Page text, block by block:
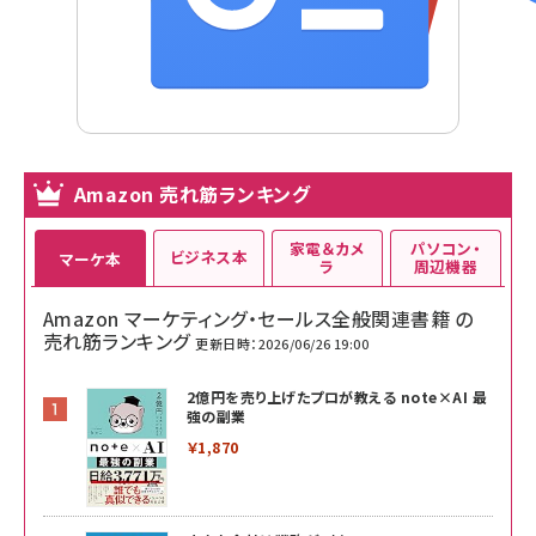
Amazon 売れ筋ランキング
マーケ本
Amazon マーケティング・セールス全般関連書籍 の
売れ筋ランキング 更新日時：2026/06/26 19:00
2億円を売り上げたプロが教える note×AI 最
強の副業
￥1,870
ビジネス本 家電＆カメ
ラ
パソコン・
周辺機器